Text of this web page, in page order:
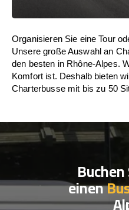
Organisieren Sie eine Tour
Unsere große Auswahl an
den besten in Rhône-Alpes.
Komfort ist. Deshalb bieten
Charterbusse mit bis zu 50
einen